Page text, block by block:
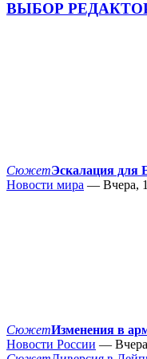
ВЫБОР
СюжетЭскалация для
Новости мира — Вчера,
СюжетИзменения в
Новости России —